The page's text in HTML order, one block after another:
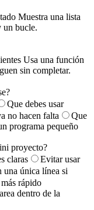
Muestra una lista
un bucle.
Usa una función
sin completar.
Que debes usar
no hacen falta
Que
programa pequeño
proyecto?
claras
Evitar usar
una única línea si
rápido
dentro de la